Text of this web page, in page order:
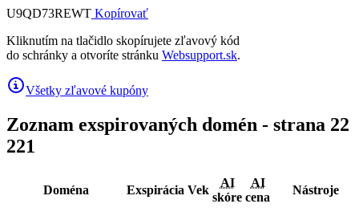
U9QD73REWT Kopírovať
Kliknutím na tlačidlo skopírujete zľavový kód
do schránky a otvoríte stránku Websupport.sk.
Všetky zľavové kupóny
Zoznam exspirovaných domén - strana 22
221
Doména Exspirácia Vek
AI
skóre
AI
cena
Nástroje